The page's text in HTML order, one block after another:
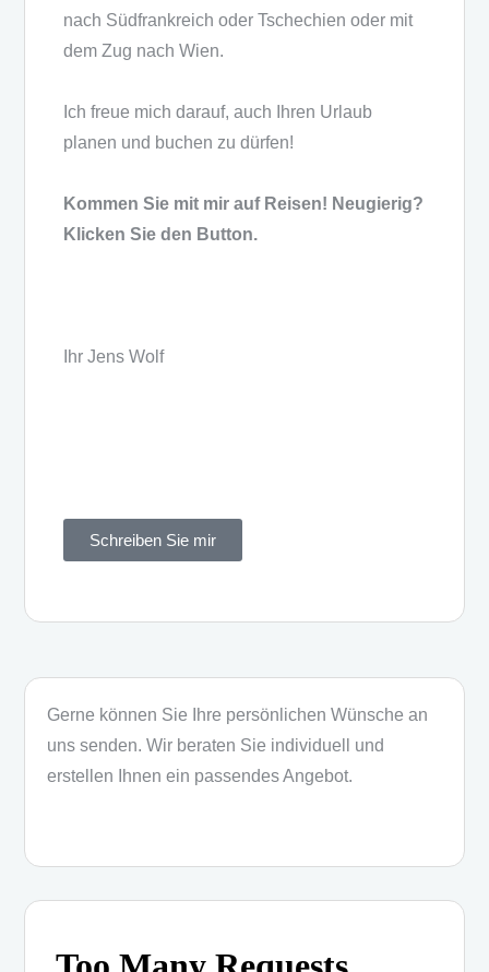
nach Südfrankreich oder Tschechien oder mit
dem Zug nach Wien.
Ich freue mich darauf, auch Ihren Urlaub
planen und buchen zu dürfen!
Kommen Sie mit mir auf Reisen! Neugierig?
Klicken Sie den Button.
Ihr Jens Wolf
Schreiben Sie mir
Gerne können Sie Ihre persönlichen Wünsche an
uns senden. Wir beraten Sie individuell und
erstellen Ihnen ein passendes Angebot.